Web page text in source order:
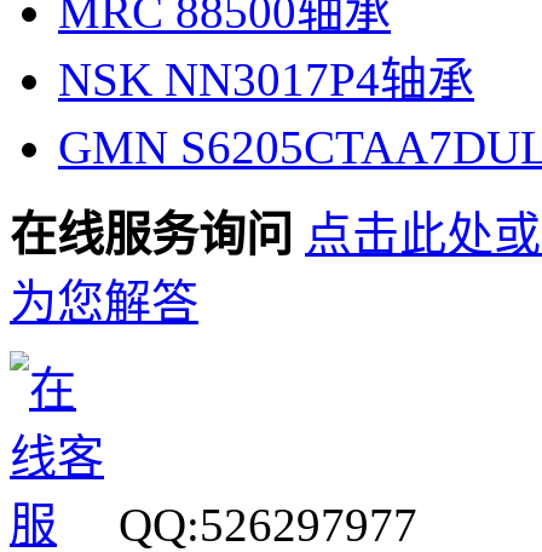
MRC 88500轴承
NSK NN3017P4轴承
GMN
在线服务询问 点击此处
为您解答
QQ:526297977